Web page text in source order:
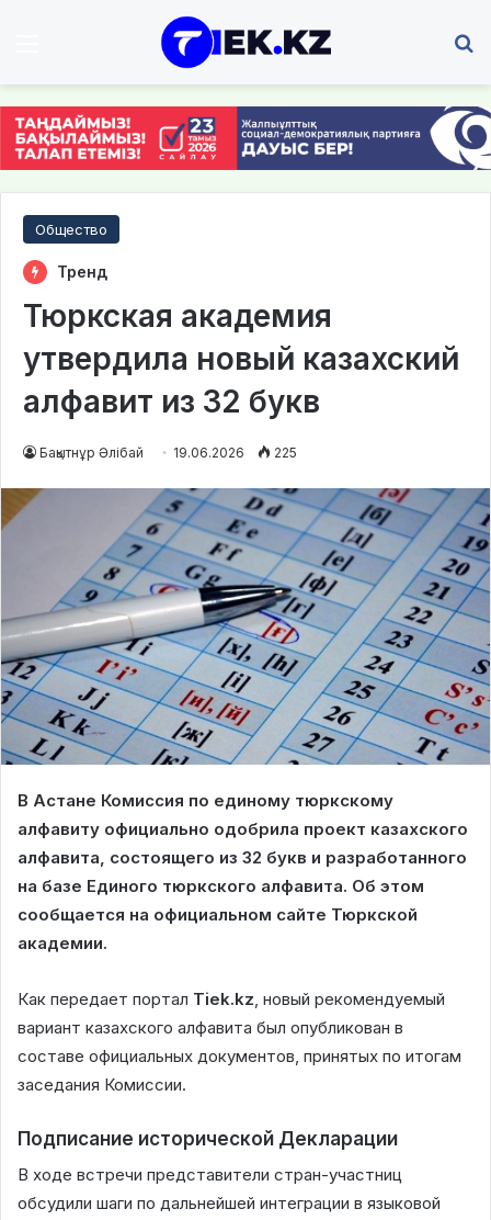
Общество
Тренд
Тюркская академия
утвердила новый казахский
алфавит из 32 букв
Бақытнұр Әлібай 19.06.2026 225
В Астане Комиссия по единому тюркскому
алфавиту официально одобрила проект казахского
алфавита, состоящего из 32 букв и разработанного
на базе Единого тюркского алфавита. Об этом
сообщается на официальном сайте Тюркской
академии.
Как передает портал Tiek.kz , новый рекомендуемый
вариант казахского алфавита был опубликован в
составе официальных документов, принятых по итогам
заседания Комиссии.
Подписание исторической Декларации
В ходе встречи представители стран-участниц
обсудили шаги по дальнейшей интеграции в языковой